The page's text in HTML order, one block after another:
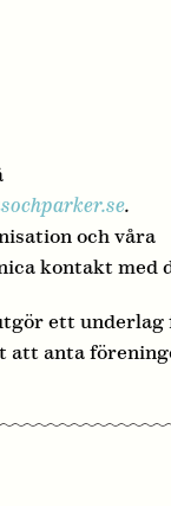
.
och våra
kontakt med
ett underlag
att anta